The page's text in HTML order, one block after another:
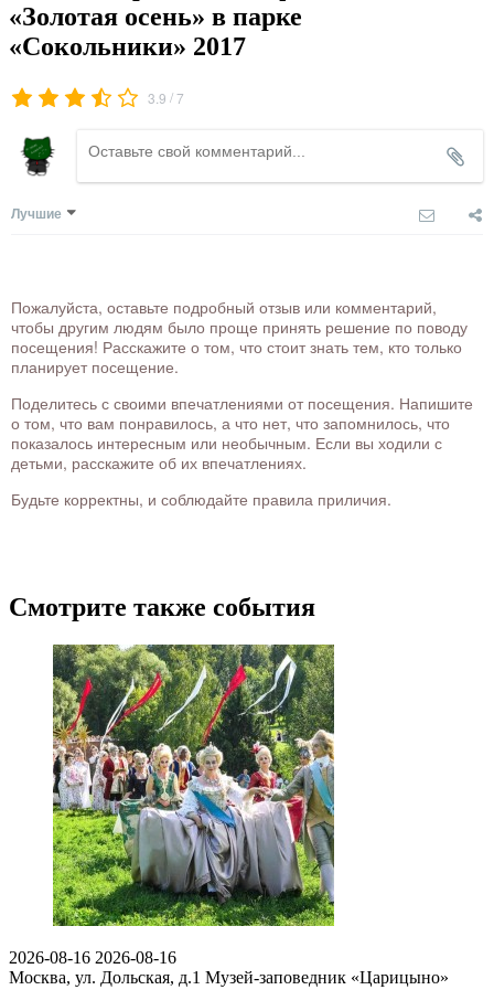
«Золотая осень» в парке
«Сокольники» 2017
3.9 /7
Лучшие
Пожалуйста, оставьте подробный отзыв или комментарий,
чтобы другим людям было проще принять решение по поводу
посещения! Расскажите о том, что стоит знать тем, кто только
планирует посещение.
Поделитесь с своими впечатлениями от посещения. Напишите
о том, что вам понравилось, а что нет, что запомнилось, что
показалось интересным или необычным. Если вы ходили с
детьми, расскажите об их впечатлениях.
Будьте корректны, и соблюдайте правила приличия.
Смотрите также события
2026-08-16 2026-08-16
Москва, ул. Дольская, д.1 Музей-заповедник «Царицыно»